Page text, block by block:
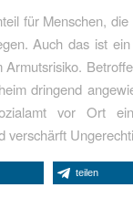
für Menschen,
Auch das ist
dringend
vor Ort
teilen